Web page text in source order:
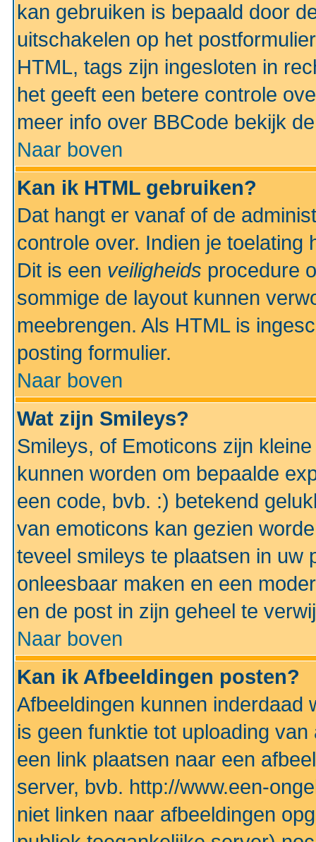
kan gebruiken is bepaald door
uitschakelen op het
HTML, tags zijn ingesloten in
het geeft een betere controle
meer info over BBCode bekijk
Naar boven
Kan ik HTML gebruiken?
Dat hangt er vanaf of de
controle over. Indien je
Dit is een veiligheids procedure
sommige de layout kunnen
meebrengen. Als HTML is
posting formulier.
Naar boven
Wat zijn Smileys?
Smileys, of Emoticons zijn
kunnen worden om bepaalde
een code, bvb. :) betekend
van emoticons kan gezien
teveel smileys te plaatsen in uw
onleesbaar maken en een
en de post in zijn geheel te
Naar boven
Kan ik Afbeeldingen posten?
Afbeeldingen kunnen inderdaad
is geen funktie tot uploading
een link plaatsen naar een
server, bvb. http://www.een-
niet linken naar afbeeldingen